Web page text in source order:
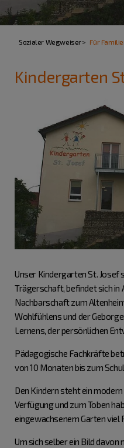
Sozialer Wegweiser Für
Kindergarten
Unser Kindergarten St. Josef
Trägerschaft, befindet sich in
Nachbarschaft zum
Wohlfühlens und der
Lernens, der persönlichen
Pädagogische Fachkräfte
von 10 Monaten bis zum
Den Kindern steht ein
Verfügung und zum Toben
eingewachsenem Garten viel
Um sich selber ein Bild davon